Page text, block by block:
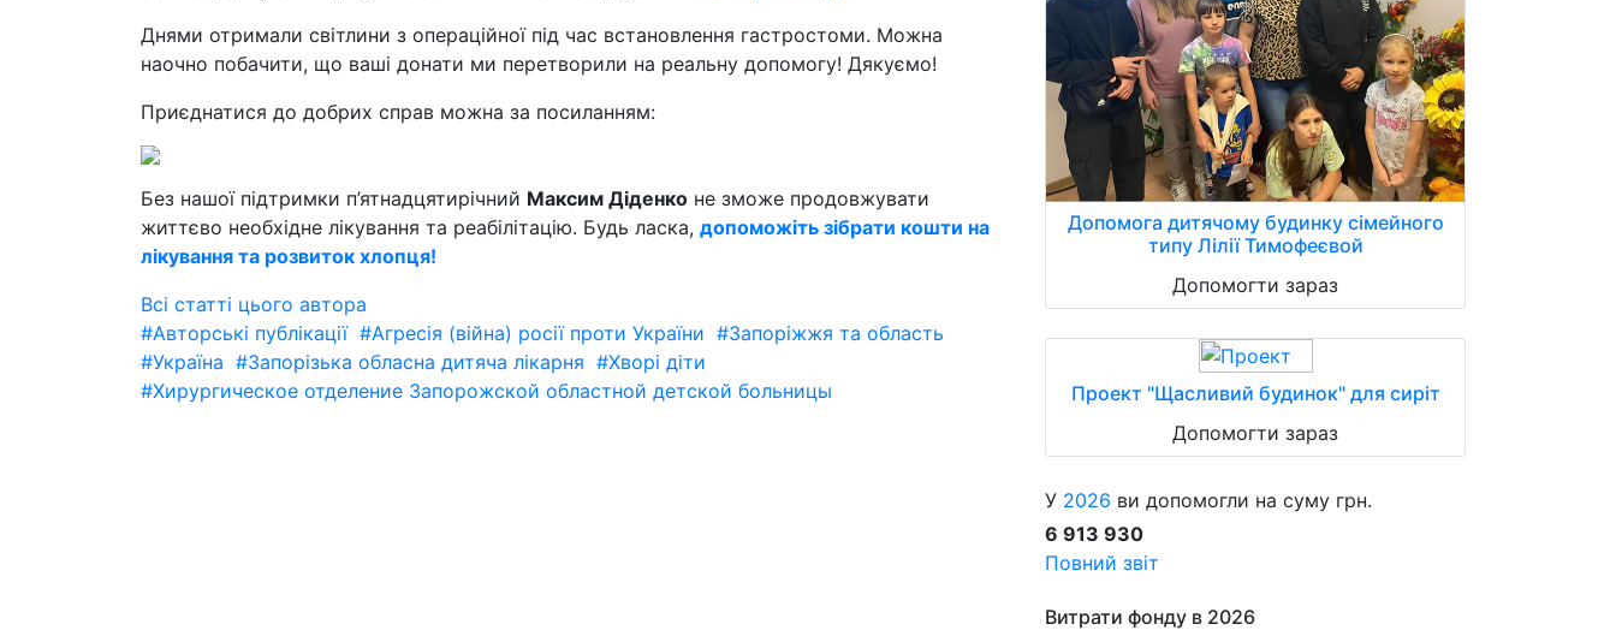
Днями отримали світлини з операційної під час встановлення гастростоми. Можна
наочно побачити, що ваші донати ми перетворили на реальну допомогу! Дякуємо!
Приєднатися до добрих справ можна за посиланням:
Без нашої підтримки п’ятнадцятирічний Максим Діденко не зможе продовжувати
життєво необхідне лікування та реабілітацію. Будь ласка, допоможіть зібрати кошти на
лікування та розвиток хлопця!
Всі статті цього автора
#Авторські публікації #Агресія (війна) росії проти України #Запоріжжя та область
#Україна #Запорізька обласна дитяча лікарня #Хворі діти
#Хирургическое отделение Запорожской областной детской больницы
Допомога дитячому будинку сімейного
типу Лілії Тимофеєвой
Допомогти зараз
Проект "Щасливий будинок" для сиріт
Допомогти зараз
У 2026 ви допомогли на суму грн.
6 913 930
Повний звіт
Витрати фонду в 2026